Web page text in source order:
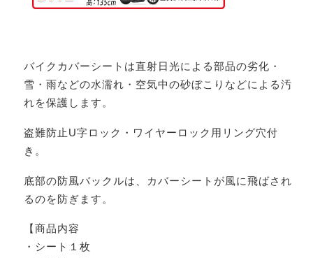
バイクカバーシートは直射日光による部品の劣化・
雪・雨などの水濡れ・空気中の砂ぼこりなどによる汚
れを保護します。
盗難防止U字ロック・ワイヤーロック用リング穴付
き。
底部の防風バックルは、カバーシートが風に飛ばされ
るのを防ぎます。
【商品内容
・シート１枚